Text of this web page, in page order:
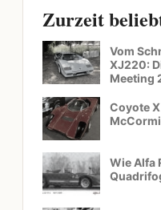
Zurzeit
Vom
XJ220:
Meeting
Coyote
Wie Alfa